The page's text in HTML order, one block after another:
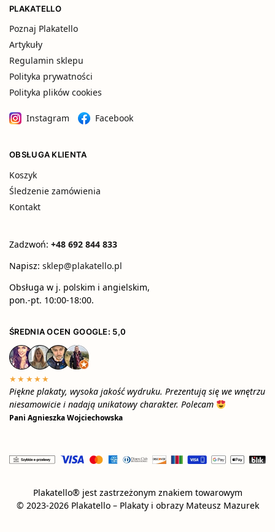
PLAKATELLO
Poznaj Plakatello
Artykuły
Regulamin sklepu
Polityka prywatności
Polityka plików cookies
Instagram Facebook
OBSŁUGA KLIENTA
Koszyk
Śledzenie zamówienia
Kontakt
Zadzwoń: +48 692 844 833
Napisz: sklep@plakatello.pl
Obsługa w j. polskim i angielskim,
pon.-pt. 10:00-18:00.
ŚREDNIA OCEN GOOGLE: 5,0
★★★★★
Piękne plakaty, wysoka jakość wydruku. Prezentują się we wnętrzu
niesamowicie i nadają unikatowy charakter. Polecam
Pani Agnieszka Wojciechowska
Plakatello® jest zastrzeżonym znakiem towarowym
© 2023-2026 Plakatello – Plakaty i obrazy Mateusz Mazurek